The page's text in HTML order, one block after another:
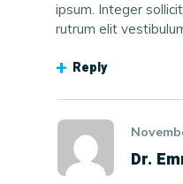
ipsum. Integer
rutrum elit
Reply
Dr.